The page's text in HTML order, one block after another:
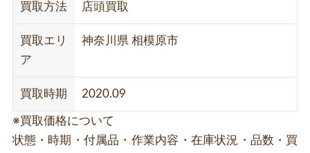
買取方法 店頭買取
買取エリ
ア
神奈川県 相模原市
買取時期 2020.09
※買取価格について
状態・時期・付属品・作業内容・在庫状況・品数・買